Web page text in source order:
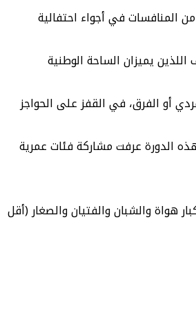
المنافسات في أجواء احتفالية
اللذين يميزان الساحة الوطنية
المغرب على المستوى الفردي أو الفرق، في القفز على الحواجز
القصيرة “بوني” لهذه الدورة عرفت مشاركة فئات عمرية
هواة والشبان والفتيان والصغار (أقل